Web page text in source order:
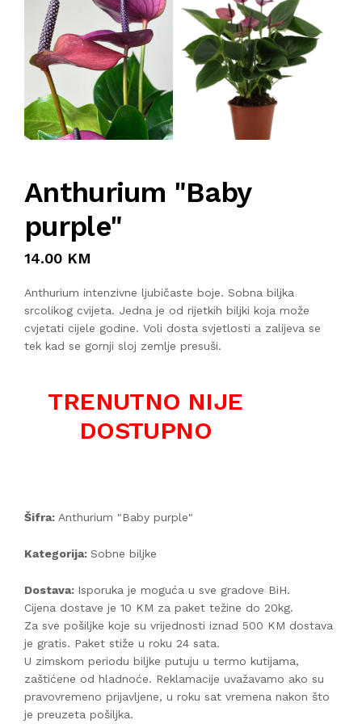
KOMPRESORI
BUŠAČ ZEMLJE
ČEONE/STRIŽNE KOSAČICE
PRSKALICE
PERAČ
Anthurium "Baby
purple"
14.00 KM
Anthurium intenzivne ljubičaste boje. Sobna biljka
srcolikog cvijeta. Jedna je od rijetkih biljki koja može
cvjetati cijele godine. Voli dosta svjetlosti a zalijeva se
tek kad se gornji sloj zemlje presuši.
TRENUTNO NIJE
DOSTUPNO
Šifra: Anthurium "Baby purple"
Kategorija: Sobne biljke
Dostava: Isporuka je moguća u sve gradove BiH.
Cijena dostave je 10 KM za paket težine do 20kg.
Za sve pošiljke koje su vrijednosti iznad 500 KM dostava
je gratis. Paket stiže u roku 24 sata.
U zimskom periodu biljke putuju u termo kutijama,
zaštićene od hladnoće. Reklamacije uvažavamo ako su
pravovremeno prijavljene, u roku sat vremena nakon što
je preuzeta pošiljka.